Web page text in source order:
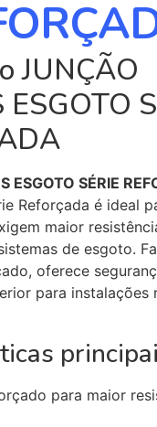
JUNÇÃO
ESGOTO
ESGOTO SÉRIE
Reforçada é ideal
maior
de esgoto.
oferece
para instalações
para maior